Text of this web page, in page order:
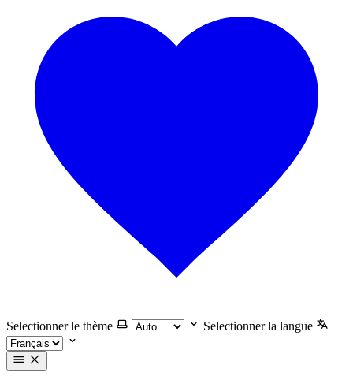
Selectionner le thème Selectionner la langue